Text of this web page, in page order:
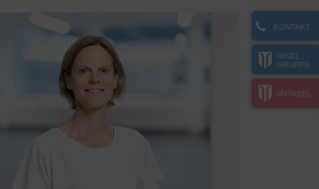
KONTAKT
INSEL
GRUPPE
MYINSEL